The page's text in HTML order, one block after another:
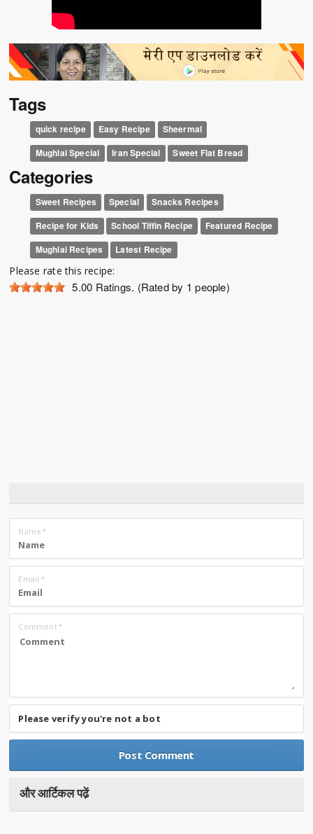
Tags
quick recipe Easy Recipe
Sheermal
Mughlai Special
Iran Special Sweet Flat Bread
Categories
Sweet Recipes Special
Snacks Recipes
Recipe for Kids
School Tiffin Recipe
Featured Recipe
Mughlai Recipes
Latest Recipe
Please rate this recipe:
5.00 Ratings. (Rated by 1 people)
Name *
Email *
Comment*
Please verify you're not a bot
और आर्टिकल पढे़ं